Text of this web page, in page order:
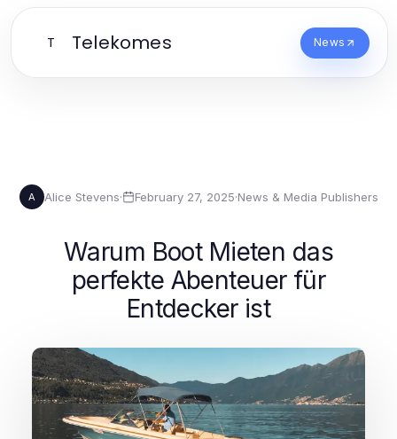
T Telekomes News
A Alice Stevens· February 27, 2025·News & Media Publishers
Warum Boot Mieten das
perfekte Abenteuer für
Entdecker ist